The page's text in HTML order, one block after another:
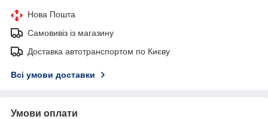
Нова Пошта
Самовивіз із магазину
Доставка автотранспортом по Києву
Всі умови доставки
Умови оплати